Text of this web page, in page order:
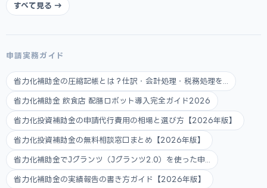
すべて見る →
申請実務ガイド
省力化補助金の圧縮記帳とは？仕訳・会計処理・税務処理を...
省力化補助金 飲食店 配膳ロボット導入完全ガイド2026
省力化投資補助金の申請代行費用の相場と選び方【2026年版】
省力化投資補助金の無料相談窓口まとめ【2026年版】
省力化補助金でJグランツ（Jグランツ2.0）を使った申...
省力化補助金の実績報告の書き方ガイド【2026年版】